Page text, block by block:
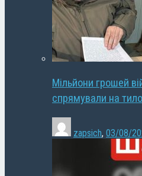
Мільйони грошей
спрямували на
zapsich, 03/08/